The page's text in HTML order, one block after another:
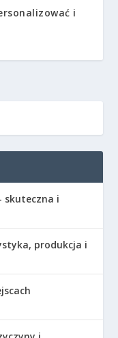
i
skuteczna i
produkcja i